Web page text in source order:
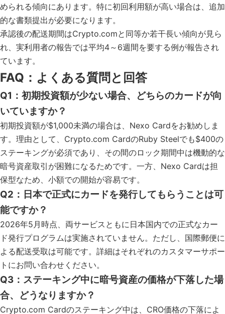
められる傾向にあります。特に初回利用額が高い場合は、追加
的な書類提出が必要になります。
承認後の配送期間はCrypto.comと同等か若干長い傾向が見ら
れ、実利用者の報告では平均4～6週間を要する例が報告され
ています。
FAQ：よくある質問と回答
Q1：初期投資額が少ない場合、どちらのカードが向
いていますか？
初期投資額が$1,000未満の場合は、Nexo Cardをお勧めしま
す。理由として、Crypto.com CardのRuby Steelでも$400の
ステーキングが必須であり、その間のロック期間中は機動的な
暗号資産取引が困難になるためです。一方、Nexo Cardは担
保型なため、小額での開始が容易です。
Q2：日本で正式にカードを発行してもらうことは可
能ですか？
2026年5月時点、両サービスともに日本国内での正式なカー
ド発行プログラムは実施されていません。ただし、国際郵便に
よる配送受取は可能です。詳細はそれぞれのカスタマーサポー
トにお問い合わせください。
Q3：ステーキング中に暗号資産の価格が下落した場
合、どうなりますか？
Crypto.com Cardのステーキング中は、CRO価格の下落によ